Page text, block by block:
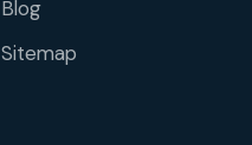
Blog
Sitemap